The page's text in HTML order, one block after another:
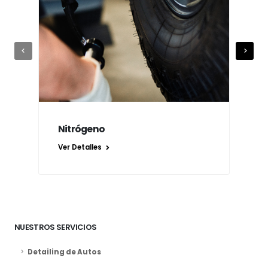
Nitrógeno
Ver Detalles
NUESTROS SERVICIOS
Detailing de Autos